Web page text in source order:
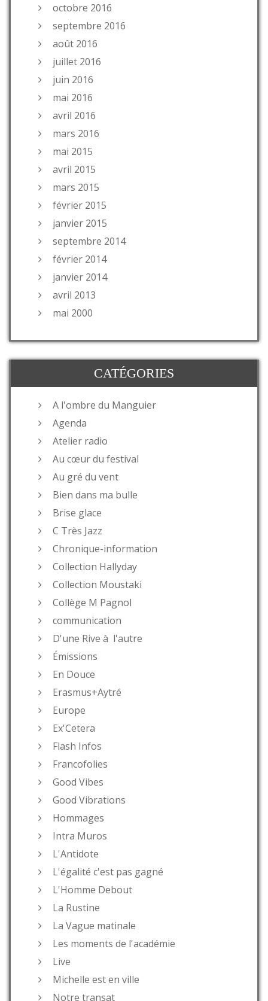
octobre 2016
septembre 2016
août 2016
juillet 2016
juin 2016
mai 2016
avril 2016
mars 2016
mai 2015
avril 2015
mars 2015
février 2015
janvier 2015
septembre 2014
février 2014
janvier 2014
avril 2013
mai 2000
CATÉGORIES
A l'ombre du Manguier
Agenda
Atelier radio
Au cœur du festival
Au gré du vent
Bien dans ma bulle
Brise glace
C Très Jazz
Chronique-information
Collection Hallyday
Collection Moustaki
Collège M Pagnol
communication
D'une Rive à l'autre
Émissions
En Douce
Erasmus+Aytré
Europe
Ex'Cetera
Flash Infos
Francofolies
Good Vibes
Good Vibrations
Hommages
Intra Muros
L'Antidote
L'égalité c'est pas gagné
L'Homme Debout
La Rustine
La Vague matinale
Les moments de l'académie
Live
Michelle est en ville
Notre transat